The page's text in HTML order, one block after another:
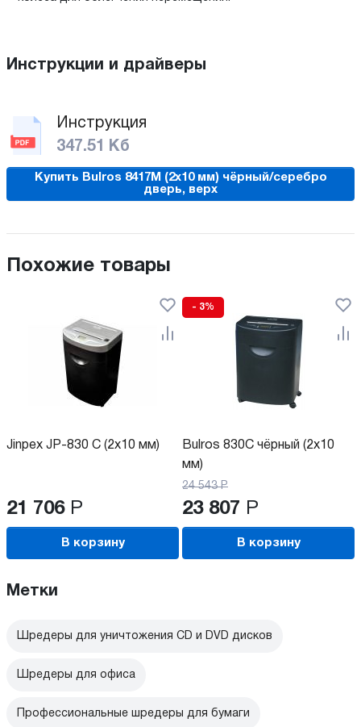
Инструкции и драйверы
Инструкция
347.51 Кб
Купить Bulros 8417M (2x10 мм) чёрный/серебро
дверь, верх
Похожие товары
Jinpex JP-830 C (2x10 мм)
21 706 Р
В корзину
- 3%
Bulros 830C чёрный (2x10
мм)
24 543 Р
23 807 Р
В корзину
Метки
Шредеры для уничтожения CD и DVD дисков
Шредеры для офиса
Профессиональные шредеры для бумаги